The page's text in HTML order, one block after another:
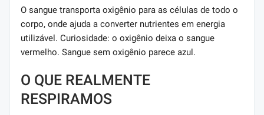
O sangue transporta oxigênio para as células de todo o
corpo, onde ajuda a converter nutrientes em energia
utilizável. Curiosidade: o oxigênio deixa o sangue
vermelho. Sangue sem oxigênio parece azul.
O QUE REALMENTE
RESPIRAMOS